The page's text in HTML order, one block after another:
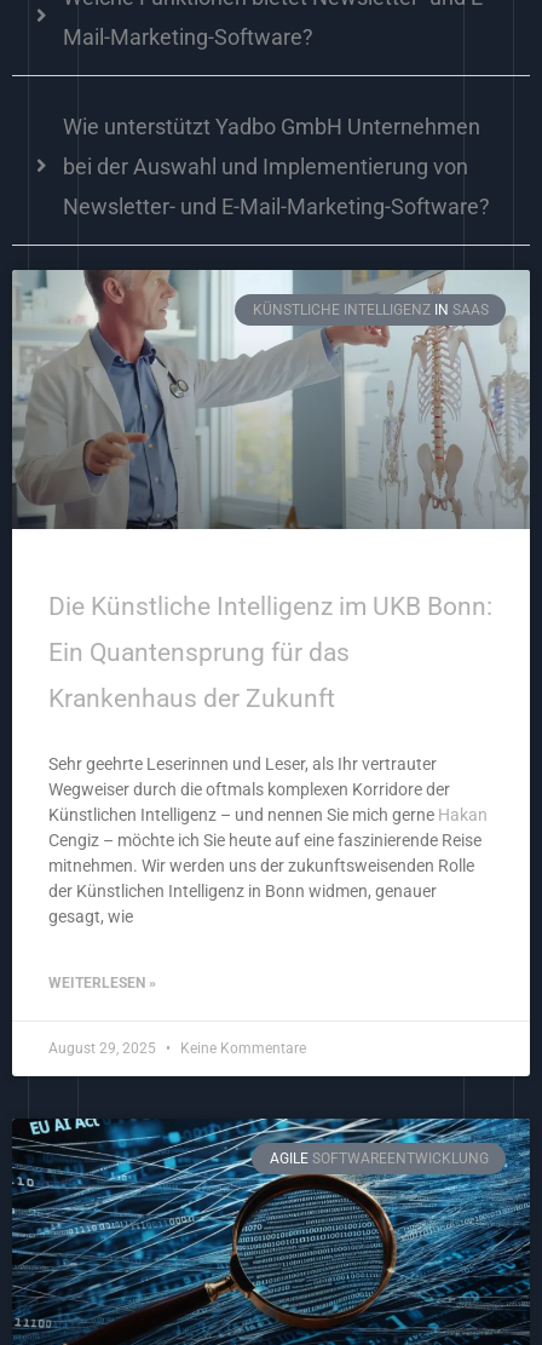
Mail-Marketing-Software?
Wie unterstützt Yadbo GmbH Unternehmen
bei der Auswahl und Implementierung von
Newsletter- und E-Mail-Marketing-Software?
KÜNSTLICHE INTELLIGENZIN SAAS
Die Künstliche Intelligenz im UKB Bonn:
Ein Quantensprung für das
Krankenhaus der Zukunft
Sehr geehrte Leserinnen und Leser, als Ihr vertrauter
Wegweiser durch die oftmals komplexen Korridore der
Künstlichen Intelligenz – und nennen Sie mich gerne Hakan
Cengiz – möchte ich Sie heute auf eine faszinierende Reise
mitnehmen. Wir werden uns der zukunftsweisenden Rolle
der Künstlichen Intelligenz in Bonn widmen, genauer
gesagt, wie
WEITERLESEN »
August 29, 2025 Keine Kommentare
AGILE SOFTWAREENTWICKLUNG